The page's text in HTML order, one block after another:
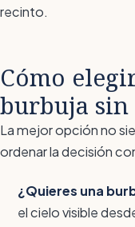
recinto.
Cómo
burbuja
La mejor opción no
ordenar la decisión
¿Quieres una
el cielo visible